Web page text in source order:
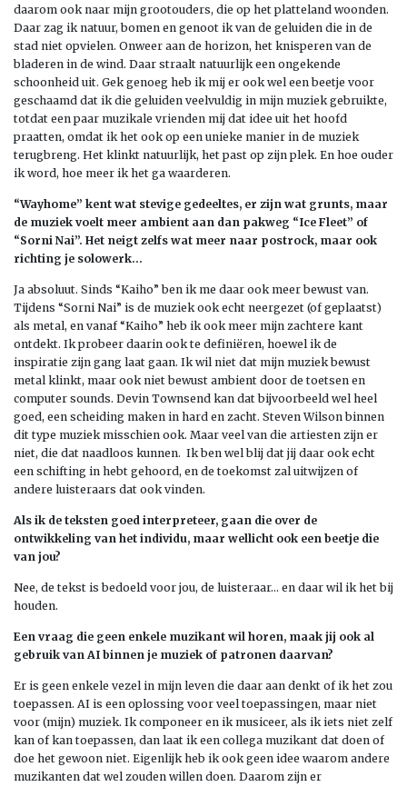
daarom ook naar mijn grootouders, die op het platteland woonden.
Daar zag ik natuur, bomen en genoot ik van de geluiden die in de
stad niet opvielen. Onweer aan de horizon, het knisperen van de
bladeren in de wind. Daar straalt natuurlijk een ongekende
schoonheid uit. Gek genoeg heb ik mij er ook wel een beetje voor
geschaamd dat ik die geluiden veelvuldig in mijn muziek gebruikte,
totdat een paar muzikale vrienden mij dat idee uit het hoofd
praatten, omdat ik het ook op een unieke manier in de muziek
terugbreng. Het klinkt natuurlijk, het past op zijn plek. En hoe ouder
ik word, hoe meer ik het ga waarderen.
“Wayhome” kent wat stevige gedeeltes, er zijn wat grunts, maar
de muziek voelt meer ambient aan dan pakweg “Ice Fleet” of
“Sorni Nai”. Het neigt zelfs wat meer naar postrock, maar ook
richting je solowerk…
Ja absoluut. Sinds “Kaiho” ben ik me daar ook meer bewust van.
Tijdens “Sorni Nai” is de muziek ook echt neergezet (of geplaatst)
als metal, en vanaf “Kaiho” heb ik ook meer mijn zachtere kant
ontdekt. Ik probeer daarin ook te definiëren, hoewel ik de
inspiratie zijn gang laat gaan. Ik wil niet dat mijn muziek bewust
metal klinkt, maar ook niet bewust ambient door de toetsen en
computer sounds. Devin Townsend kan dat bijvoorbeeld wel heel
goed, een scheiding maken in hard en zacht. Steven Wilson binnen
dit type muziek misschien ook. Maar veel van die artiesten zijn er
niet, die dat naadloos kunnen. Ik ben wel blij dat jij daar ook echt
een schifting in hebt gehoord, en de toekomst zal uitwijzen of
andere luisteraars dat ook vinden.
Als ik de teksten goed interpreteer, gaan die over de
ontwikkeling van het individu, maar wellicht ook een beetje die
van jou?
Nee, de tekst is bedoeld voor jou, de luisteraar… en daar wil ik het bij
houden.
Een vraag die geen enkele muzikant wil horen, maak jij ook al
gebruik van AI binnen je muziek of patronen daarvan?
Er is geen enkele vezel in mijn leven die daar aan denkt of ik het zou
toepassen. AI is een oplossing voor veel toepassingen, maar niet
voor (mijn) muziek. Ik componeer en ik musiceer, als ik iets niet zelf
kan of kan toepassen, dan laat ik een collega muzikant dat doen of
doe het gewoon niet. Eigenlijk heb ik ook geen idee waarom andere
muzikanten dat wel zouden willen doen. Daarom zijn er